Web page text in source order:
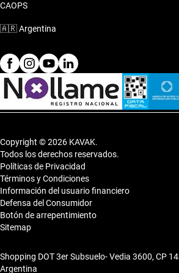
El Peugeot 308 2010 Hatchback se
vida urbana, siendo la opción ideal para
y parejas que buscan un auto práctico y
CAOPS
🇦🇷Argentina
Copyright © 2026 KAVAK.
Todos los derechos reservados.
Políticas de Privacidad
Términos y Condiciones
Información del usuario financiero
Defensa del Consumidor
Botón de arrepentimiento
Sitemap
Shopping DOT 3er Subsuelo- Vedia 3600, CP
Argentina